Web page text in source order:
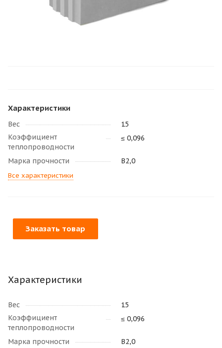
Характеристики
Вес
15
Коэффициент
теплопроводности
≤ 0,096
Марка прочности В2,0
Все характеристики
Заказать товар
Характеристики
Вес
15
Коэффициент
теплопроводности
≤ 0,096
Марка прочности
В2,0